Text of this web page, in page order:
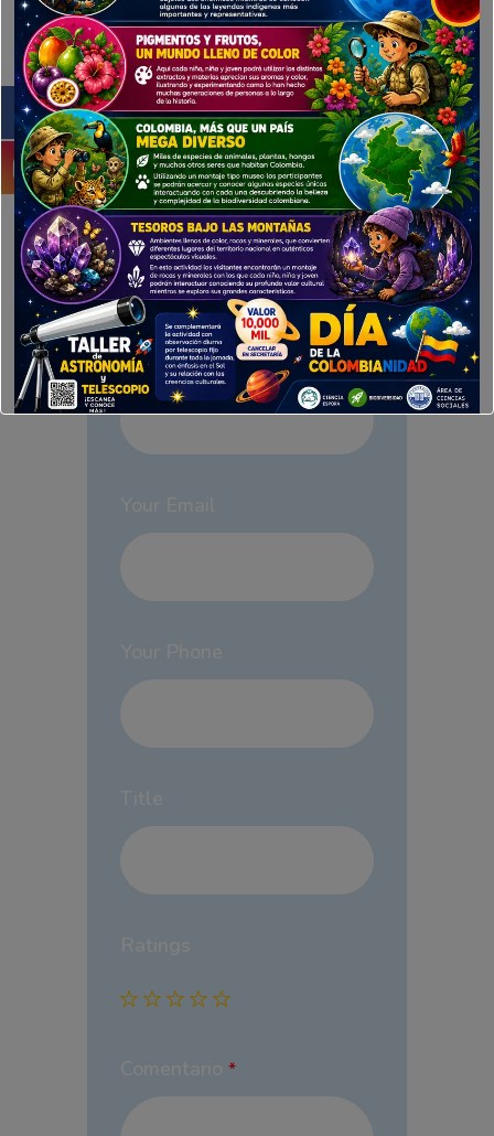
Deja un comentario
Tu dirección de correo electrónico
no será publicada.
Los campos obligatorios están
marcados con*
Your Name
*